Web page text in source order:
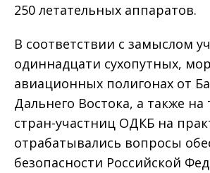
250 летательных аппаратов.
В соответствии с замыслом
одиннадцати сухопутных,
авиационных полигонах от
Дальнего Востока, а также
стран-участниц ОДКБ на
отрабатывались вопросы
безопасности Российской